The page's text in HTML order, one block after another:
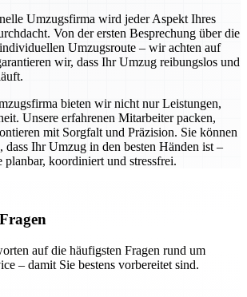
Umzugsfirma wird jeder Aspekt Ihres
Von der ersten Besprechung über die
Umzugsroute – wir achten auf
wir, dass Ihr Umzug reibungslos und
bieten wir nicht nur Leistungen,
Unsere erfahrenen Mitarbeiter packen,
mit Sorgfalt und Präzision. Sie können
dass Ihr Umzug in den besten Händen ist –
koordiniert und stressfrei.
auf die häufigsten Fragen rund um
– damit Sie bestens vorbereitet sind.